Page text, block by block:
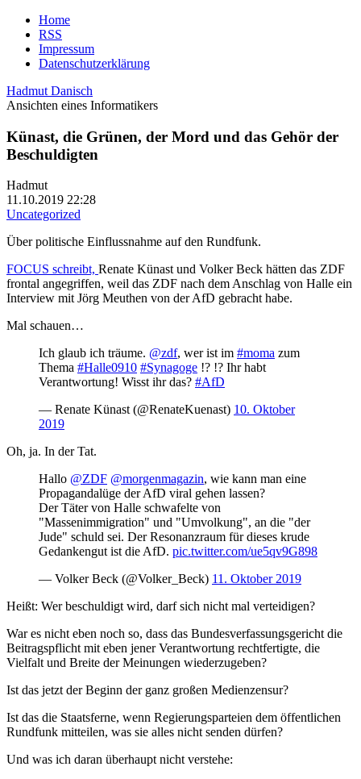
Home
RSS
Impressum
Datenschutzerklärung
Hadmut Danisch
Ansichten eines Informatikers
Künast, die Grünen, der Mord und das Gehör der
Beschuldigten
Hadmut
11.10.2019 22:28
Uncategorized
Über politische Einflussnahme auf den Rundfunk.
FOCUS schreibt, Renate Künast und Volker Beck hätten das ZDF
frontal angegriffen, weil das ZDF nach dem Anschlag von Halle ein
Interview mit Jörg Meuthen von der AfD gebracht habe.
Mal schauen…
Ich glaub ich träume. @zdf, wer ist im #moma zum
Thema #Halle0910 #Synagoge !? !? Ihr habt
Verantwortung! Wisst ihr das? #AfD
— Renate Künast (@RenateKuenast) 10. Oktober
2019
Oh, ja. In der Tat.
Hallo @ZDF @morgenmagazin, wie kann man eine
Propagandalüge der AfD viral gehen lassen?
Der Täter von Halle schwafelte von
"Massenimmigration" und "Umvolkung", an die "der
Jude" schuld sei. Der Resonanzraum für dieses krude
Gedankengut ist die AfD. pic.twitter.com/ue5qv9G898
— Volker Beck (@Volker_Beck) 11. Oktober 2019
Heißt: Wer beschuldigt wird, darf sich nicht mal verteidigen?
War es nicht eben noch so, dass das Bundesverfassungsgericht die
Beitragspflicht mit eben jener Verantwortung rechtfertigte, die
Vielfalt und Breite der Meinungen wiederzugeben?
Ist das jetzt der Beginn der ganz großen Medienzensur?
Ist das die Staatsferne, wenn Regierungsparteien dem öffentlichen
Rundfunk mitteilen, was sie alles nicht senden dürfen?
Und was ich daran überhaupt nicht verstehe: